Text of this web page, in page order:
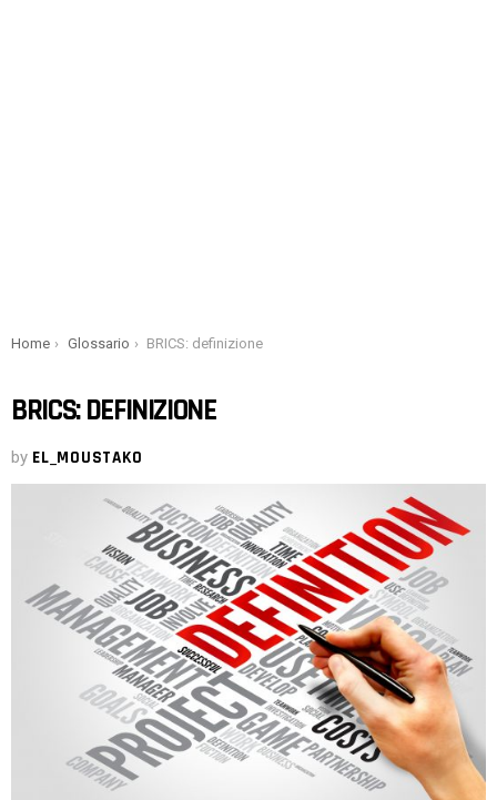
You are here:
Home Glossario BRICS: definizione
BRICS: DEFINIZIONE
by EL_MOUSTAKO